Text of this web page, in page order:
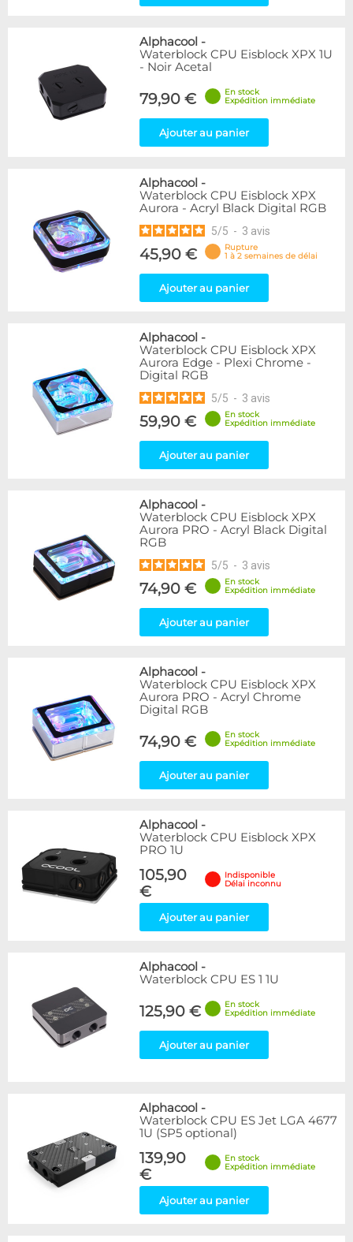
Alphacool -
Waterblock CPU Eisblock XPX 1U
- Noir Acetal
79,90 €
En stock
Expédition immédiate
Ajouter au panier
Alphacool -
Waterblock CPU Eisblock XPX
Aurora - Acryl Black Digital RGB
5/5 - 3 avis
45,90 €
Rupture
1 à 2 semaines de délai
Ajouter au panier
Alphacool -
Waterblock CPU Eisblock XPX
Aurora Edge - Plexi Chrome -
Digital RGB
5/5 - 3 avis
59,90 €
En stock
Expédition immédiate
Ajouter au panier
Alphacool -
Waterblock CPU Eisblock XPX
Aurora PRO - Acryl Black Digital
RGB
5/5 - 3 avis
74,90 €
En stock
Expédition immédiate
Ajouter au panier
Alphacool -
Waterblock CPU Eisblock XPX
Aurora PRO - Acryl Chrome
Digital RGB
74,90 €
En stock
Expédition immédiate
Ajouter au panier
Alphacool -
Waterblock CPU Eisblock XPX
PRO 1U
105,90
€
Indisponible
Délai inconnu
Ajouter au panier
Alphacool -
Waterblock CPU ES 1 1U
125,90 €
En stock
Expédition immédiate
Ajouter au panier
Alphacool -
Waterblock CPU ES Jet LGA 4677
1U (SP5 optional)
139,90
€
En stock
Expédition immédiate
Ajouter au panier